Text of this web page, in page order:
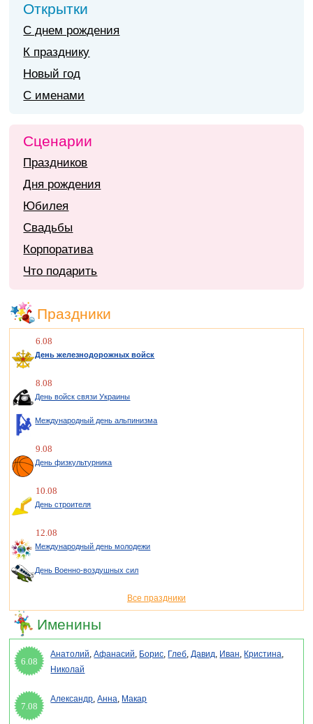
Открытки
С днем рождения
К празднику
Новый год
С именами
Сценарии
Праздников
Дня рождения
Юбилея
Свадьбы
Корпоратива
Что подарить
Праздники
6.08
День железнодорожных войск
8.08
День войск связи Украины
Международный день альпинизма
9.08
День физкультурника
10.08
День строителя
12.08
Международный день молодежи
День Военно-воздушных сил
Все праздники
Именины
6.08
Анатолий,Афанасий, Борис, Глеб,Давид, Иван, Кристина,
Николай
7.08
Александр,Анна, Макар